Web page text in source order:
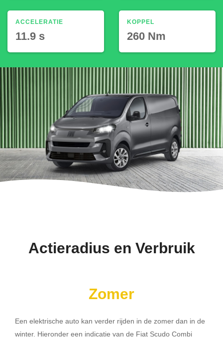
ACCELERATIE
11.9 s
KOPPEL
260 Nm
Actieradius en Verbruik
Zomer
Een elektrische auto kan verder rijden in de zomer dan in de
winter. Hieronder een indicatie van de Fiat Scudo Combi